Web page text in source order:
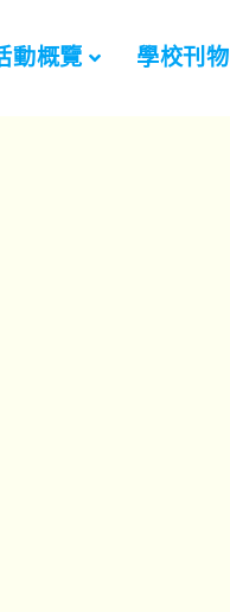
動概覽 學校刊物